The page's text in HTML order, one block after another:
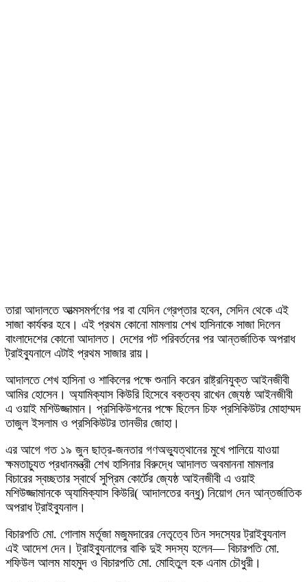
তারা আদালতে আত্মসমর্পণের পর বা যেদিন গ্রেপ্তার হবেন, সেদিন থেকে এই
সাজা কার্যকর হবে। এই প্রথম কোনো মামলায় শেখ হাসিনাকে সাজা দিলেন
বাংলাদেশের কোনো আদালত। দেশের পট পরিবর্তনের পর আন্তর্জাতিক অপরাধ
ট্রাইব্যুনালে এটাই প্রথম সাজার রায়।
আদালতে শেখ হাসিনা ও শাকিলের পক্ষে শুনানি করেন রাষ্ট্রনিযুক্ত আইনজীবী
আমির হোসেন। অ্যামিক্যাস কিউরি হিসেবে বক্তব্য রাখেন জ্যেষ্ঠ আইনজীবী
এ ওয়াই মশিউজ্জামান। প্রসিকিউশনের পক্ষে ছিলেন চিফ প্রসিকিউটর মোহাম্মদ
তাজুল ইসলাম ও প্রসিকিউটর তানভীর জোহা।
এর আগে গত ১৯ জুন ছাত্র-জনতার গণঅভ্যুত্থানের মুখে পালিয়ে যাওয়া
ক্ষমতাচ্যুত প্রধানমন্ত্রী শেখ হাসিনার বিরুদ্ধে আদালত অবমাননা মামলার
বিচারের স্বচ্ছতার স্বার্থে সুপ্রিম কোর্টের জ্যেষ্ঠ আইনজীবী এ ওয়াই
মশিউজ্জামানকে অ্যামিক্যাস কিউরি( আদালতের বন্ধু) নিয়োগ দেন আন্তর্জাতিক
অপরাধ ট্রাইব্যুনাল।
বিচারপতি মো. গোলাম মর্তূজা মজুমদারের নেতৃত্বে তিন সদস্যের ট্রাইব্যুনাল
এই আদেশ দেন। ট্রাইব্যুনালের বাকি দুই সদস্য হলেন— বিচারপতি মো.
শফিউল আলম মাহমুদ ও বিচারপতি মো. মোহিতুল হক এনাম চৌধুরী।